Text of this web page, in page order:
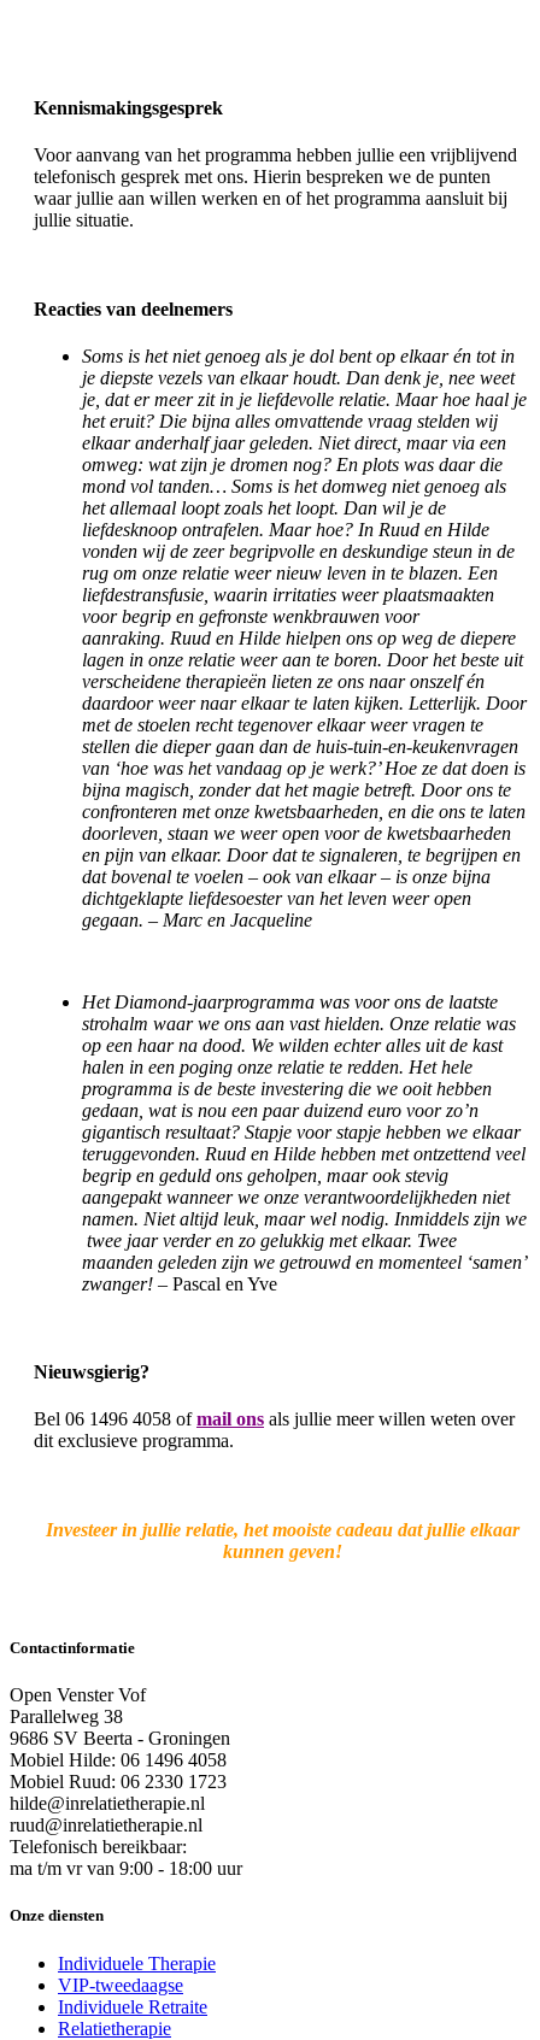
Kennismakingsgesprek
Voor aanvang van het programma hebben jullie een vrijblijvend
telefonisch gesprek met ons. Hierin bespreken we de punten
waar jullie aan willen werken en of het programma aansluit bij
jullie situatie.
Reacties van deelnemers
Soms is het niet genoeg als je dol bent op elkaar én tot in
je diepste vezels van elkaar houdt. Dan denk je, nee weet
je, dat er meer zit in je liefdevolle relatie. Maar hoe haal je
het eruit? Die bijna alles omvattende vraag stelden wij
elkaar anderhalf jaar geleden. Niet direct, maar via een
omweg: wat zijn je dromen nog? En plots was daar die
mond vol tanden… Soms is het domweg niet genoeg als
het allemaal loopt zoals het loopt. Dan wil je de
liefdesknoop ontrafelen. Maar hoe? In Ruud en Hilde
vonden wij de zeer begripvolle en deskundige steun in de
rug om onze relatie weer nieuw leven in te blazen. Een
liefdestransfusie, waarin irritaties weer plaatsmaakten
voor begrip en gefronste wenkbrauwen voor
aanraking. Ruud en Hilde hielpen ons op weg de diepere
lagen in onze relatie weer aan te boren. Door het beste uit
verscheidene therapieën lieten ze ons naar onszelf én
daardoor weer naar elkaar te laten kijken. Letterlijk. Door
met de stoelen recht tegenover elkaar weer vragen te
stellen die dieper gaan dan de huis-tuin-en-keukenvragen
van ‘hoe was het vandaag op je werk?’ Hoe ze dat doen is
bijna magisch, zonder dat het magie betreft. Door ons te
confronteren met onze kwetsbaarheden, en die ons te laten
doorleven, staan we weer open voor de kwetsbaarheden
en pijn van elkaar. Door dat te signaleren, te begrijpen en
dat bovenal te voelen – ook van elkaar – is onze bijna
dichtgeklapte liefdesoester van het leven weer open
gegaan. – Marc en Jacqueline
Het Diamond-jaarprogramma was voor ons de laatste
strohalm waar we ons aan vast hielden. Onze relatie was
op een haar na dood. We wilden echter alles uit de kast
halen in een poging onze relatie te redden. Het hele
programma is de beste investering die we ooit hebben
gedaan, wat is nou een paar duizend euro voor zo’n
gigantisch resultaat? Stapje voor stapje hebben we elkaar
teruggevonden. Ruud en Hilde hebben met ontzettend veel
begrip en geduld ons geholpen, maar ook stevig
aangepakt wanneer we onze verantwoordelijkheden niet
namen. Niet altijd leuk, maar wel nodig. Inmiddels zijn we
twee jaar verder en zo gelukkig met elkaar. Twee
maanden geleden zijn we getrouwd en momenteel ‘samen’
zwanger! – Pascal en Yve
Nieuwsgierig?
Bel 06 1496 4058 ofmail ons als jullie meer willen weten over
dit exclusieve programma.
Investeer in jullie relatie, het mooiste cadeau dat jullie elkaar
kunnen geven!
Contactinformatie
Open Venster Vof
Parallelweg 38
9686 SV Beerta - Groningen
Mobiel Hilde: 06 1496 4058
Mobiel Ruud: 06 2330 1723
hilde@inrelatietherapie.nl
ruud@inrelatietherapie.nl
Telefonisch bereikbaar:
ma t/m vr van 9:00 - 18:00 uur
Onze diensten
Individuele Therapie
VIP-tweedaagse
Individuele Retraite
Relatietherapie